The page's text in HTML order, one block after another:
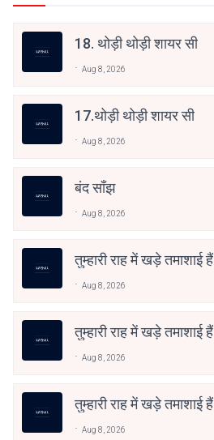
18. थोड़ी थोड़ी शायर सी
Aug 8, 2026
17.थोड़ी थोड़ी शायर सी
Aug 8, 2026
बंद साँझ
Aug 8, 2026
तुम्हारी राह में खड़े तमाशाई हैं
Aug 8, 2026
तुम्हारी राह में खड़े तमाशाई हैं
Aug 8, 2026
तुम्हारी राह में खड़े तमाशाई हैं
Aug 8, 2026